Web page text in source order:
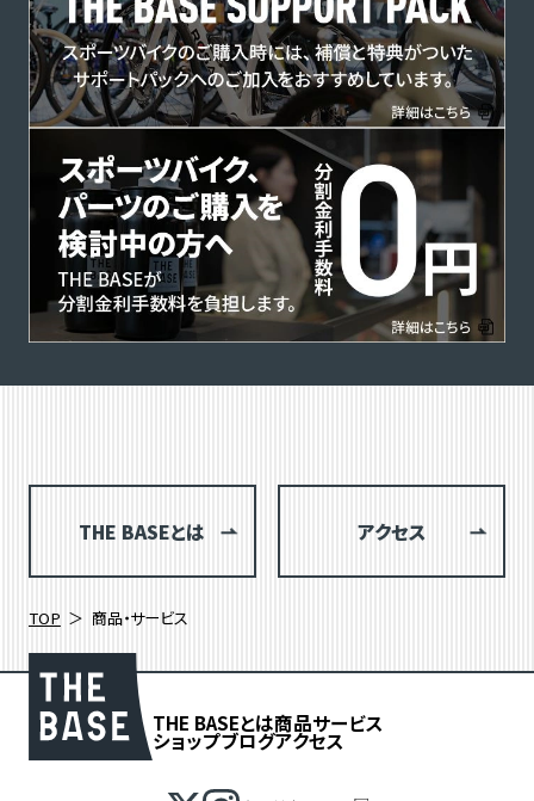
THE BASEとは アクセス
TOP 商品・サービス
THE BASEとは商品サービス
ショップブログアクセス